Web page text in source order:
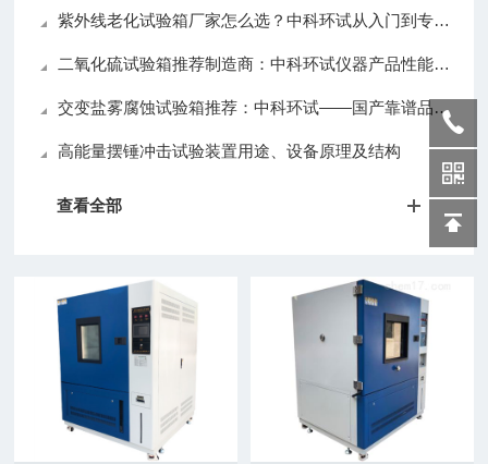
紫外线老化试验箱厂家怎么选？中科环试从入门到专业级全覆盖值得关注
二氧化硫试验箱推荐制造商：中科环试仪器产品性能与口碑解析
交变盐雾腐蚀试验箱推荐：中科环试——国产靠谱品牌，质量与口碑兼具
高能量摆锤冲击试验装置用途、设备原理及结构
查看全部